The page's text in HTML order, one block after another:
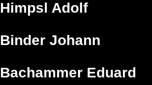
Himpsl Adolf
Binder Johann
Bachammer Eduard